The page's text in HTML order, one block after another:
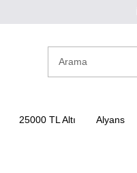
25000 TL Altı Alyans